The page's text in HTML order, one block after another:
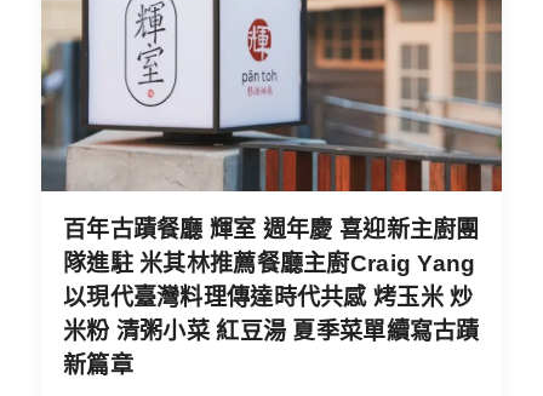
百年古蹟餐廳 輝室 週年慶 喜迎新主廚團
隊進駐 米其林推薦餐廳主廚Craig Yang
以現代臺灣料理傳達時代共感 烤玉米 炒
米粉 清粥小菜 紅豆湯 夏季菜單續寫古蹟
新篇章